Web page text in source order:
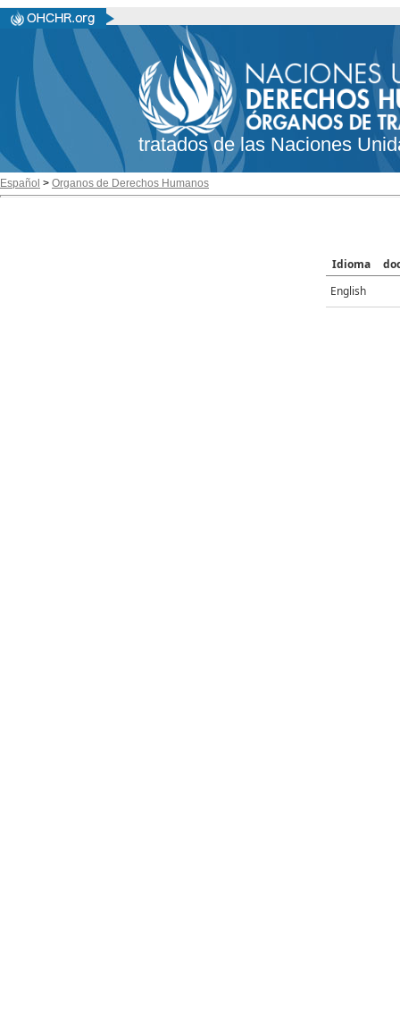
tratados de las Naciones
Español > Organos de Derechos Humanos
Idioma
English